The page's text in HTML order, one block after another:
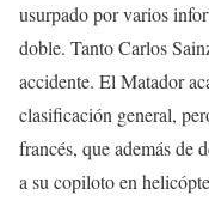
usurpado por varios
doble. Tanto Carlos
accidente. El Matador
clasificación general,
francés, que además de
a su copiloto en